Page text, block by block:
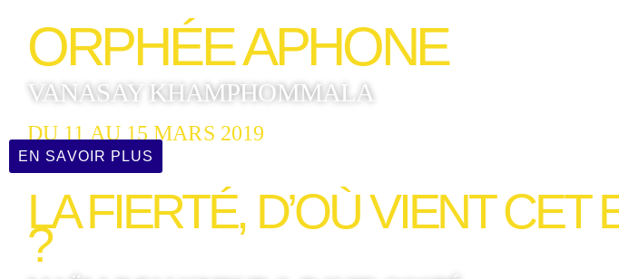
ORPHÉE APHONE
VANASAY KHAMPHOMMALA
DU 11 AU 15 MARS 2019
EN SAVOIR PLUS
LA FIERTÉ, D’OÙ VIENT CET
?